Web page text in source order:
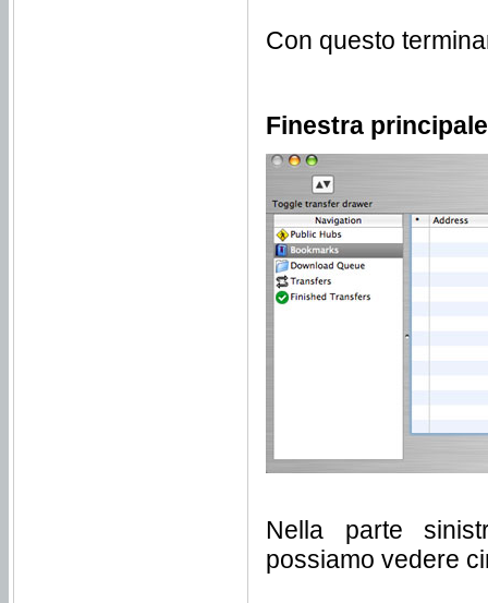
Con questo
Finestra
Nella parte
possiamo vedere